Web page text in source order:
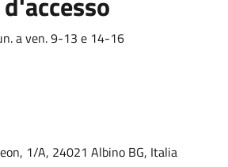
a ven. 9-13 e 14-16
1/A, 24021 Albino BG, Italia